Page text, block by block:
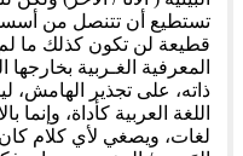
تستطيع أن تتنصل من أسسها
قطيعة لن تكون كذلك ما
المعرفية الغـربية
ذاته، على تجذير
اللغة العربية كأداة، وإنما
لغات، ويصغي لأي كلام